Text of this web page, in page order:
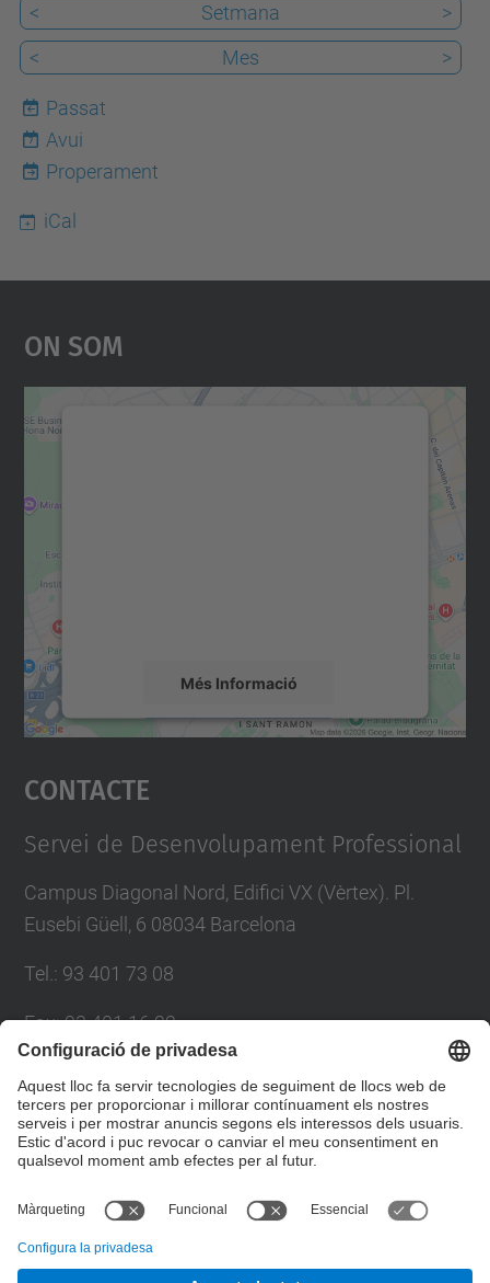
<
Setmana
>
<
Mes >
Passat
7
Avui
Properament
iCal
On Som
Més Informació
Accepta
powered by
Contacte
Servei de Desenvolupament Professional
Campus Diagonal Nord, Edifici VX (Vèrtex). Pl.
Eusebi Güell, 6 08034 Barcelona
Tel. : 93 401 73 08
Fax:93 401 16 22
Directori UPC
Formulari de contacte